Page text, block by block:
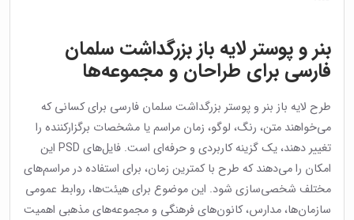
بنر و پوستر لایه باز بزرگداشت سلمان
فارسی برای طراحان و مجموعه‌ها
طرح لایه باز بنر و پوستر بزرگداشت سلمان فارسی برای کسانی که
می‌خواهند متن، رنگ، لوگو، زمان مراسم یا مشخصات برگزارکننده را
تغییر دهند، یک گزینه کاربردی و حرفه‌ای است. فایل‌های PSD این
امکان را می‌دهند که طرح با کمترین زمان، برای استفاده در مراسم‌های
مختلف شخصی‌سازی شود. این موضوع برای هیئت‌ها، روابط عمومی
سازمان‌ها، مدارس، کانون‌های فرهنگی و مجموعه‌های مذهبی اهمیت